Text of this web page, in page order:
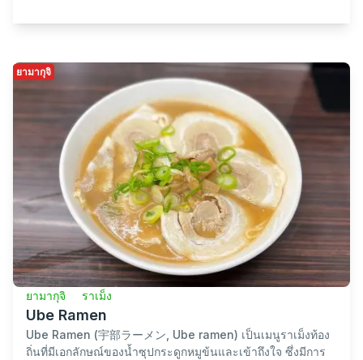
ยามากุจิ
ยามากุจิ ราเม็ง
Ube Ramen
Ube Ramen (宇部ラーメン, Ube ramen) เป็นเมนูราเม็งท้อง
ถิ่นที่มีเอกลักษณ์ของน้ำซุปกระดูกหมูข้นและเข้าถึงใจ ซึ่งมีการ